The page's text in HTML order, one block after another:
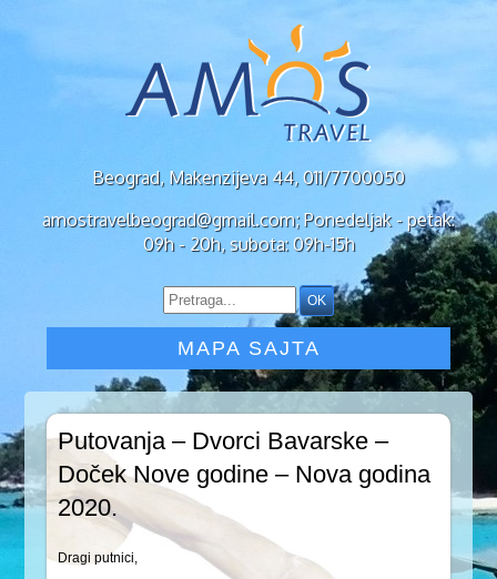
Beograd, Makenzijeva 44, 011/7700050
amostravelbeograd@gmail.com; Ponedeljak - petak:
09h - 20h, subota: 09h-15h
MAPA SAJTA
Putovanja – Dvorci Bavarske –
Doček Nove godine – Nova godina
2020.
Dragi putnici,